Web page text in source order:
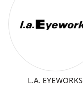
L.A. EYEWORKS